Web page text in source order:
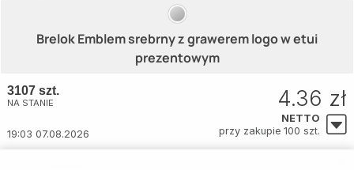
Brelok Emblem srebrny z grawerem logo w etui
prezentowym
3107 szt.
NA STANIE
19:03 07.08.2026
4.36 zł
NETTO
przy zakupie 100 szt.